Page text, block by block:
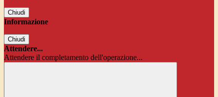
Chiudi
Informazione
Chiudi
Attendere...
Attendere il completamento dell'operazione...